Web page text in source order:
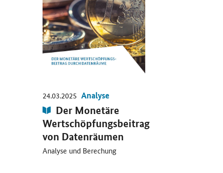
24.03.2025 Analyse
Publikation:
Der Monetäre
Wertschöpfungsbeitrag
von Datenräumen
Analyse und Berechung